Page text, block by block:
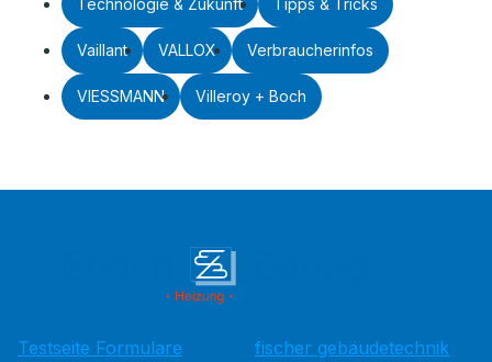
Technologie & Zukunft Tipps & Tricks
Vaillant VALLOX Verbraucherinfos
VIESSMANN Villeroy + Boch
Testseite Formulare
fischer gebäudetechnik